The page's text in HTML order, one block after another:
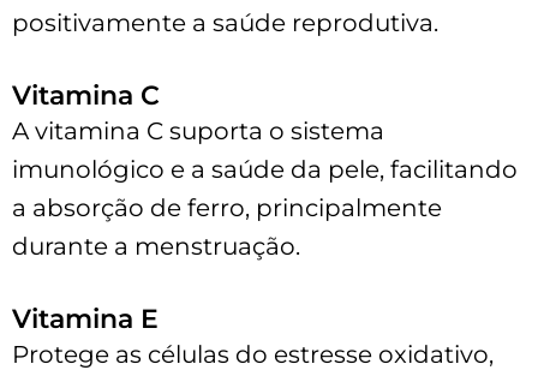
positivamente a saúde reprodutiva.
Vitamina C
A vitamina C suporta o sistema
imunológico e a saúde da pele, facilitando
a absorção de ferro, principalmente
durante a menstruação.
Vitamina E
Protege as células do estresse oxidativo,